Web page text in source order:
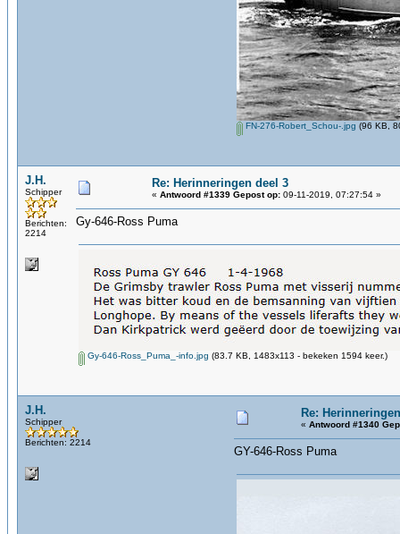
FN-276-Robert_Schou-.jpg (96 KB,
J.H.
Schipper
Berichten:
2214
Re: Herinneringen deel 3
« Antwoord #1339 Gepost op: 09-11-2019, 07:27:54 »
Gy-646-Ross Puma
Gy-646-Ross_Puma_-info.jpg (83.7 KB, 1483x113 - bekeken 1594 keer.)
J.H.
Schipper
Berichten: 2214
Re:
« Antwoord #1340
GY-646-Ross Puma